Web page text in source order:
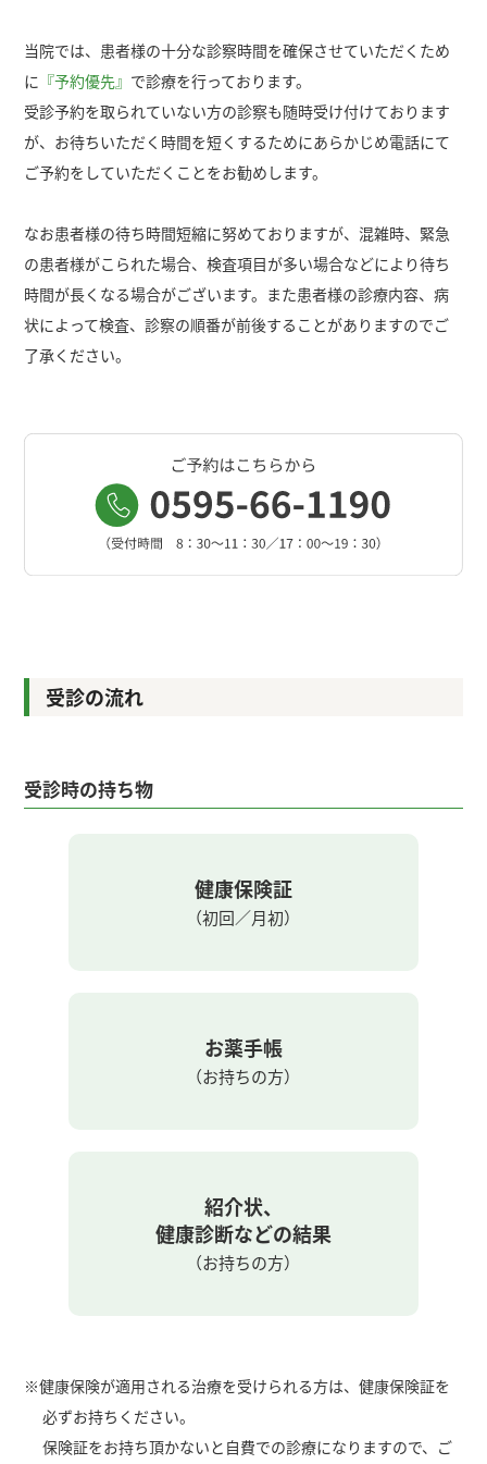
当院では、患者様の十分な診察時間を確保させていただくため
に 『予約優先』 で診療を行っております。
受診予約を取られていない方の診察も随時受け付けております
が、お待ちいただく時間を短くするためにあらかじめ電話にて
ご予約をしていただくことをお勧めします。
なお患者様の待ち時間短縮に努めておりますが、混雑時、緊急
の患者様がこられた場合、検査項目が多い場合などにより待ち
時間が長くなる場合がございます。また患者様の診療内容、病
状によって検査、診察の順番が前後することがありますのでご
了承ください。
受診の流れ
受診時の持ち物
健康保険証
（初回／月初）
お薬手帳
（お持ちの方）
紹介状、
健康診断などの結果
（お持ちの方）
※健康保険が適用される治療を受けられる方は、健康保険証を
必ずお持ちください。
保険証をお持ち頂かないと自費での診療になりますので、ご